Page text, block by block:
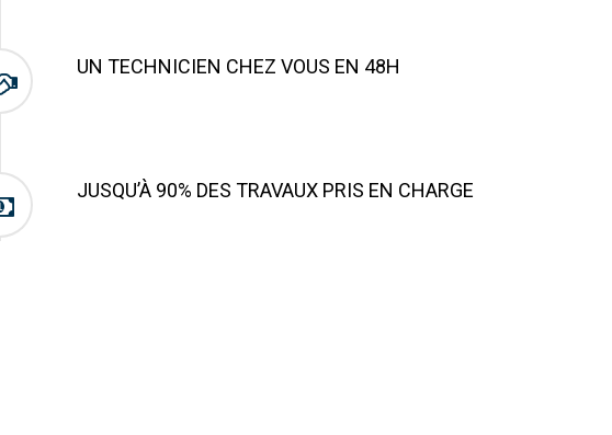
UN TECHNICIEN CHEZ VOUS EN 48H
JUSQU’À 90% DES TRAVAUX PRIS EN CHARGE